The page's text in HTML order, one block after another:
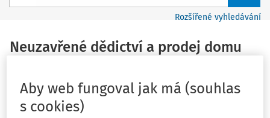
Rozšířené vyhledávání
Neuzavřené dědictví a prodej domu
Vydáno:1. 10. 2014
Účetnictví neziskového sektoru
1 minuta čtení
Aby web fungoval jak má (souhlas
s cookies)